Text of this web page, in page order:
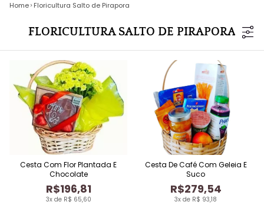
Home Floricultura Salto de Pirapora
FLORICULTURA SALTO DE PIRAPORA
3x de R$ 65,60
R$196,81
Cesta Com Flor Plantada E
Chocolate
3x de R$ 93,18
R$279,54
Cesta De Café Com Geleia E
Suco